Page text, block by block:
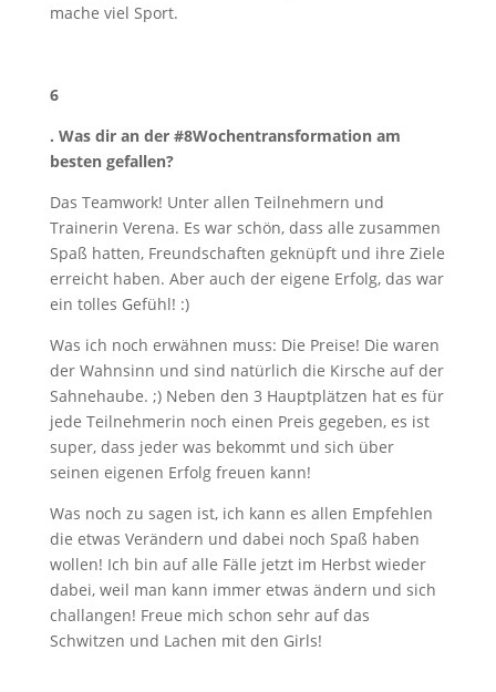
mache viel Sport.
6
. Was dir an der #8Wochentransformation am
besten gefallen?
Das Teamwork! Unter allen Teilnehmern und
Trainerin Verena. Es war schön, dass alle zusammen
Spaß hatten, Freundschaften geknüpft und ihre Ziele
erreicht haben. Aber auch der eigene Erfolg, das war
ein tolles Gefühl! :)
Was ich noch erwähnen muss: Die Preise! Die waren
der Wahnsinn und sind natürlich die Kirsche auf der
Sahnehaube. ;) Neben den 3 Hauptplätzen hat es für
jede Teilnehmerin noch einen Preis gegeben, es ist
super, dass jeder was bekommt und sich über
seinen eigenen Erfolg freuen kann!
Was noch zu sagen ist, ich kann es allen Empfehlen
die etwas Verändern und dabei noch Spaß haben
wollen! Ich bin auf alle Fälle jetzt im Herbst wieder
dabei, weil man kann immer etwas ändern und sich
challangen! Freue mich schon sehr auf das
Schwitzen und Lachen mit den Girls!